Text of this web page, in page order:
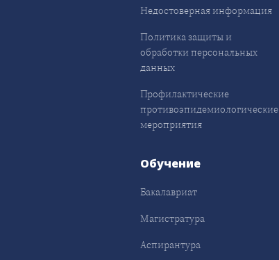
Недостоверная информация
Политика защиты и
обработки персональных
данных
Профилактические
противоэпидемиологические
мероприятия
Обучение
Бакалавриат
Магистратура
Аспирантура